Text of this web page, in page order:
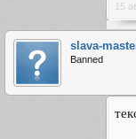
15
slava-
Banned